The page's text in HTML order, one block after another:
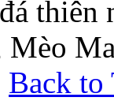
thiên
Back to